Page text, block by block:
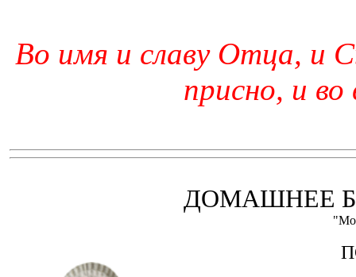
Во имя и славу Отца, и
присно, и во
ДОМАШНЕЕ